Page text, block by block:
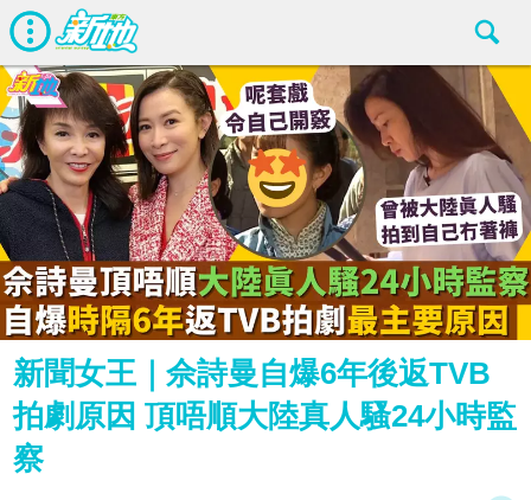
新聞女王｜佘詩曼自爆6年後返TVB
拍劇原因 頂唔順大陸真人騷24小時監
察